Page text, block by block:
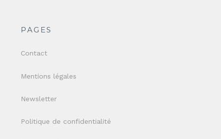
PAGES
Contact
Mentions légales
Newsletter
Politique de confidentialité